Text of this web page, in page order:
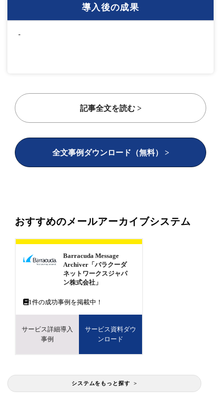
導入後の成果
-
記事全文を読む >
全文事例ダウンロード（無料） >
おすすめのメールアーカイブシステム
Barracuda Message
Archiver「バラクーダ
ネットワークスジャパ
ン株式会社」
1件の成功事例を掲載中！
サービス詳細導入
事例
サービス資料ダウ
ンロード
システムをもっと探す >